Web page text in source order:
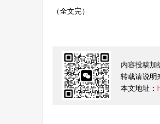
（全文完）
内容投稿加
转载请说明
本文地址：